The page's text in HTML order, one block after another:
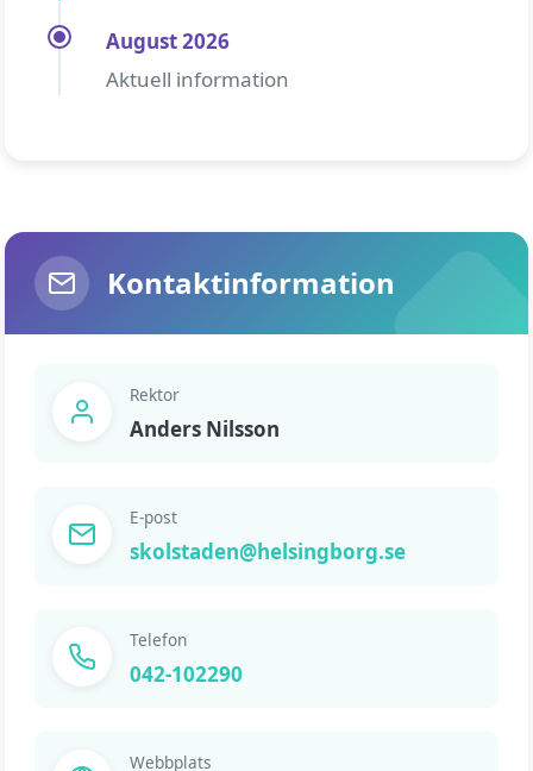
August 2026
Aktuell information
Kontaktinformation
Rektor
Anders Nilsson
E-post
skolstaden@helsingborg.se
Telefon
042-102290
Webbplats